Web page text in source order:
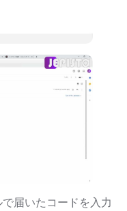
届いたコードを入力